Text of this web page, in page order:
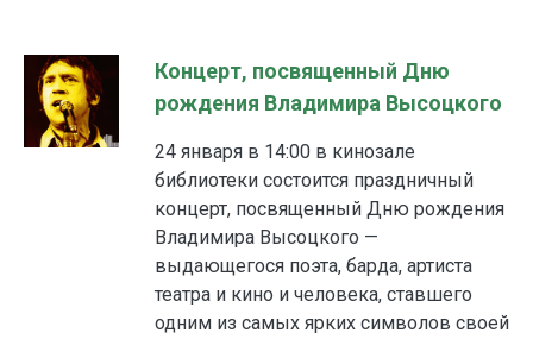
Концерт, посвященный Дню
рождения Владимира Высоцкого
24 января в 14:00 в кинозале
библиотеки состоится праздничный
концерт, посвященный Дню рождения
Владимира Высоцкого —
выдающегося поэта, барда, артиста
театра и кино и человека, ставшего
одним из самых ярких символов своей